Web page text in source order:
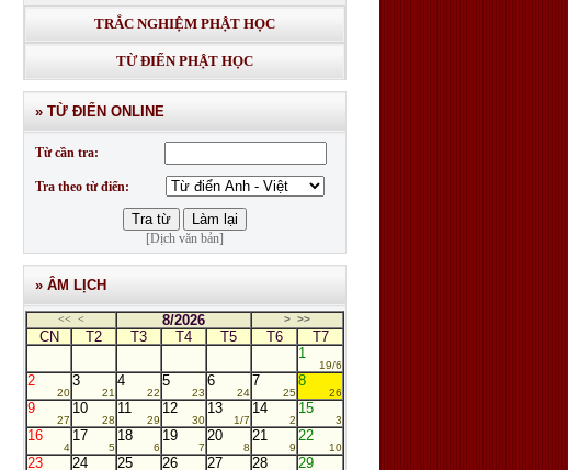
Nhạc thiền lặng tâm
KINH BẢN NGUYỆN CÔNG ĐỨC DƯỢC SƯ
LƯU LY QUANG NHƯ LAI"
GIẢNG GIẢI KINH DƯỢC SƯ - BÀI 14/ GIẢNG
GIẢI KINH BẢN NGUYỆN CÔNG ĐỨC DƯỢC
SƯ LƯU LY QUANG NHƯ LAI
GIẢNG GIẢI KINH DƯỢC SƯ
TRẮC NGHIỆM PHẬT HỌC
TỪ ĐIỂN PHẬT HỌC
» TỪ ĐIỂN ONLINE
Từ cần tra:
Tra theo từ điển:
[Dịch văn bản]
» ÂM LỊCH
<< < 8/2026 > >>
CN T2 T3 T4 T5 T6
T7
1
19/6
2
20
3
21
4
22
5
23
6
24
7
25
8
26
9
27
10
28
11
29
12
30
13
1/7
14
2
15
3
16
4
17
5
18
6
19
7
20
8
21
9
22
10
23 24 25 26 27 28 29